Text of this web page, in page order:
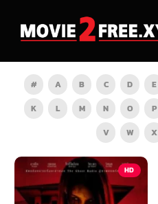
# A B C D E
K
L M N O P
V
W X
HD